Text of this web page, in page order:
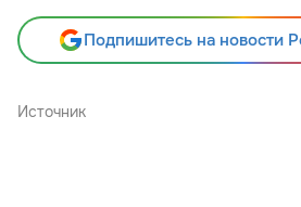
Подпишитесь на новости
Источник